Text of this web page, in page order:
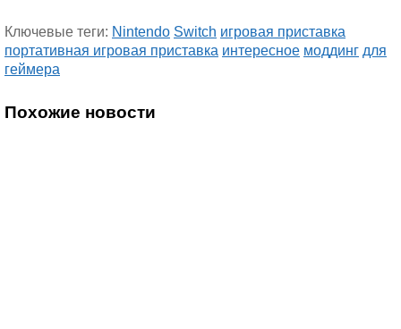
Ключевые теги: Nintendo Switch игровая приставка
портативная игровая приставка интересное моддинг для
геймера
Похожие новости